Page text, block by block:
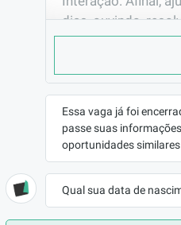
dias, ouvindo,
interação.
PORQUE
Você já pensou
do mundo?
Já pensou em
seguimentos e
mercado? Gosta de
E ainda ter plano
antes mesmo de
Essa vaga já foi
passe suas
oportunidades
Qual sua data de